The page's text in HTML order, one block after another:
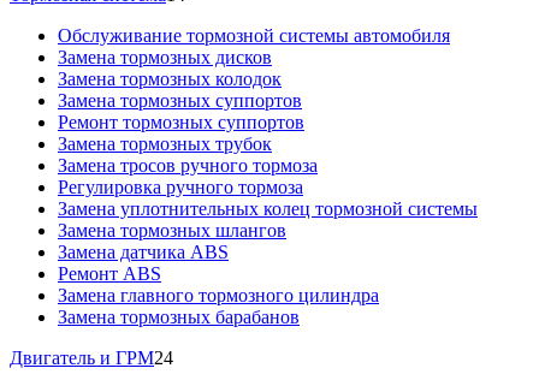
Обслуживание тормозной системы автомобиля
Замена тормозных дисков
Замена тормозных колодок
Замена тормозных суппортов
Ремонт тормозных суппортов
Замена тормозных трубок
Замена тросов ручного тормоза
Регулировка ручного тормоза
Замена уплотнительных колец тормозной системы
Замена тормозных шлангов
Замена датчика ABS
Ремонт ABS
Замена главного тормозного цилиндра
Замена тормозных барабанов
Двигатель и ГРМ24